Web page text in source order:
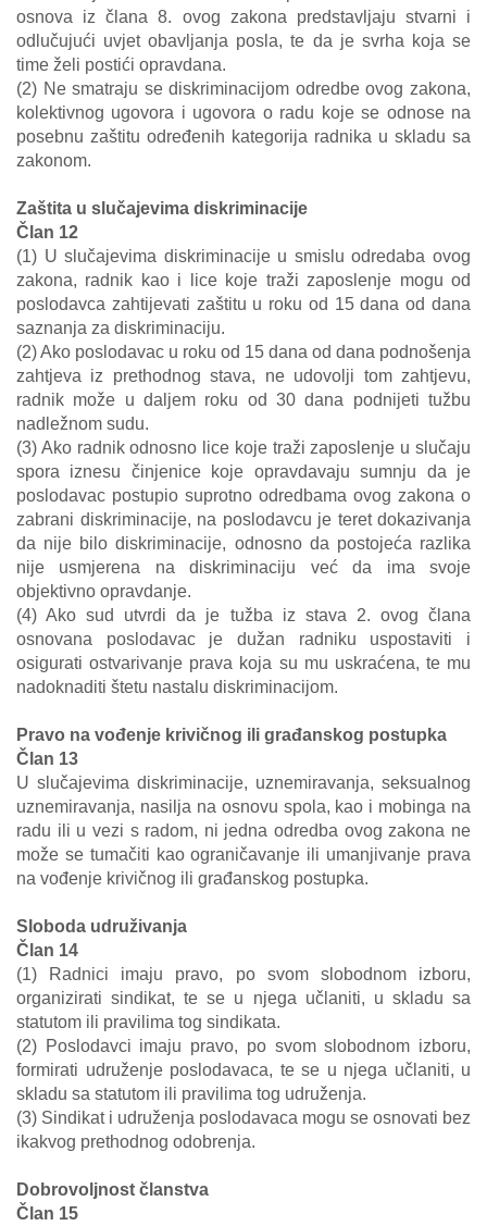
osnova iz člana 8. ovog zakona predstavljaju stvarni i
odlučujući uvjet obavljanja posla, te da je svrha koja se
time želi postići opravdana.
(2) Ne smatraju se diskriminacijom odredbe ovog zakona,
kolektivnog ugovora i ugovora o radu koje se odnose na
posebnu zaštitu određenih kategorija radnika u skladu sa
zakonom.
Zaštita u slučajevima diskriminacije
Član 12
(1) U slučajevima diskriminacije u smislu odredaba ovog
zakona, radnik kao i lice koje traži zaposlenje mogu od
poslodavca zahtijevati zaštitu u roku od 15 dana od dana
saznanja za diskriminaciju.
(2) Ako poslodavac u roku od 15 dana od dana podnošenja
zahtjeva iz prethodnog stava, ne udovolji tom zahtjevu,
radnik može u daljem roku od 30 dana podnijeti tužbu
nadležnom sudu.
(3) Ako radnik odnosno lice koje traži zaposlenje u slučaju
spora iznesu činjenice koje opravdavaju sumnju da je
poslodavac postupio suprotno odredbama ovog zakona o
zabrani diskriminacije, na poslodavcu je teret dokazivanja
da nije bilo diskriminacije, odnosno da postojeća razlika
nije usmjerena na diskriminaciju već da ima svoje
objektivno opravdanje.
(4) Ako sud utvrdi da je tužba iz stava 2. ovog člana
osnovana poslodavac je dužan radniku uspostaviti i
osigurati ostvarivanje prava koja su mu uskraćena, te mu
nadoknaditi štetu nastalu diskriminacijom.
Pravo na vođenje krivičnog ili građanskog postupka
Član 13
U slučajevima diskriminacije, uznemiravanja, seksualnog
uznemiravanja, nasilja na osnovu spola, kao i mobinga na
radu ili u vezi s radom, ni jedna odredba ovog zakona ne
može se tumačiti kao ograničavanje ili umanjivanje prava
na vođenje krivičnog ili građanskog postupka.
Sloboda udruživanja
Član 14
(1) Radnici imaju pravo, po svom slobodnom izboru,
organizirati sindikat, te se u njega učlaniti, u skladu sa
statutom ili pravilima tog sindikata.
(2) Poslodavci imaju pravo, po svom slobodnom izboru,
formirati udruženje poslodavaca, te se u njega učlaniti, u
skladu sa statutom ili pravilima tog udruženja.
(3) Sindikat i udruženja poslodavaca mogu se osnovati bez
ikakvog prethodnog odobrenja.
Dobrovoljnost članstva
Član 15